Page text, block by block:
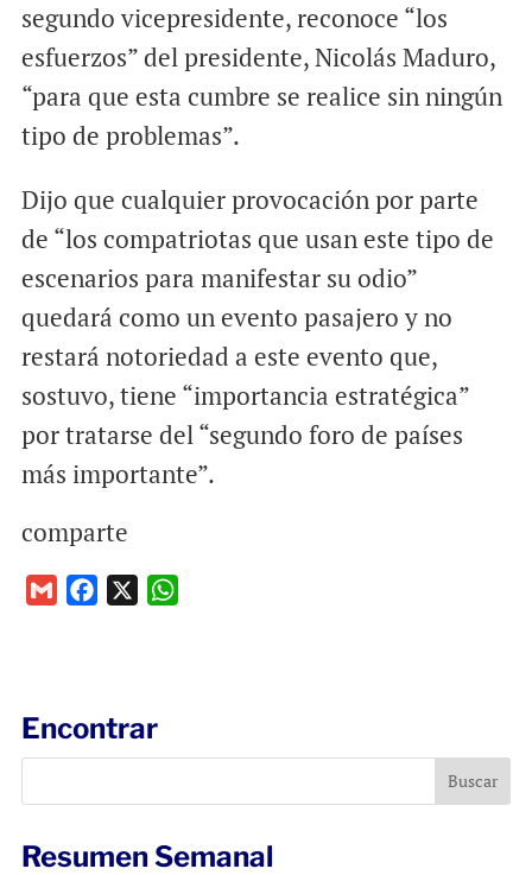
segundo vicepresidente, reconoce “los
esfuerzos” del presidente, Nicolás Maduro,
“para que esta cumbre se realice sin ningún
tipo de problemas”.
Dijo que cualquier provocación por parte
de “los compatriotas que usan este tipo de
escenarios para manifestar su odio”
quedará como un evento pasajero y no
restará notoriedad a este evento que,
sostuvo, tiene “importancia estratégica”
por tratarse del “segundo foro de países
más importante”.
comparte
o
k
p
Encontrar
Resumen Semanal